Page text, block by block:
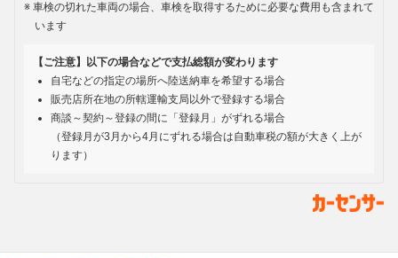
車検の切れた車両の場合、車検を取得するために必要な費用も含まれて
います
【ご注意】以下の場合などで支払総額が変わります
自宅などの指定の場所へ陸送納車を希望する場合
販売店所在地の所轄運輸支局以外で登録する場合
商談～契約～登録の間に「登録月」がずれる場合
（登録月が3月から4月にずれる場合は自動車税の額が大きく上が
ります）